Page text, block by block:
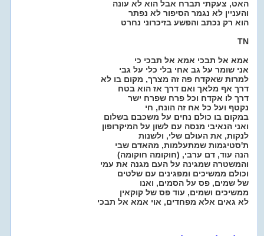
האט, צעקתי תברח אבל הוא לא עונה
והעניין לא נגמר הסיפור לא נפתר
הוא רק נכתב והפשע בזיכרוני נחרט
TN
אמא אל תבכי אמא אל תבכי כי
אני שומר על גב אחי בלי כלי על גבי
למרות שאקדח פה זה מצרך, מקום בו לא
דרך אף מלאך ואם דרך אז הוא בטח
דרך לו אקדח וכל פרח שפרח ישר
נקטף ועל כל אח זה הונח, חי
במקום בו כולם נחים על משכבם בשלום
ואני הנאיבי מנסה עם לשון על המיקרופון
לנקות, את העולם שלי, ולשנות
ת'סטיגמות שמתעלמות, מהאדם שבי
הנה עוד, דם ערבי, (חוקומה חוקומה)
והמשטרה שמגינה על העם מגנה את עמי
וכולם ממשיכים ומפגינים עם שלטים
של שמים, פס על הסמים, ואנו
ממשיכים ושמים, עוד פס של קוקאין
לא גאים אלא מפחדים, אוי אמא אל תבכי